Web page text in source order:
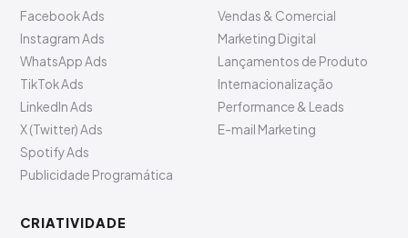
Facebook Ads
Instagram Ads
WhatsApp Ads
TikTok Ads
LinkedIn Ads
X (Twitter) Ads
Spotify Ads
Publicidade Programática
Vendas & Comercial
Marketing Digital
Lançamentos de Produto
Internacionalização
Performance & Leads
E-mail Marketing
CRIATIVIDADE